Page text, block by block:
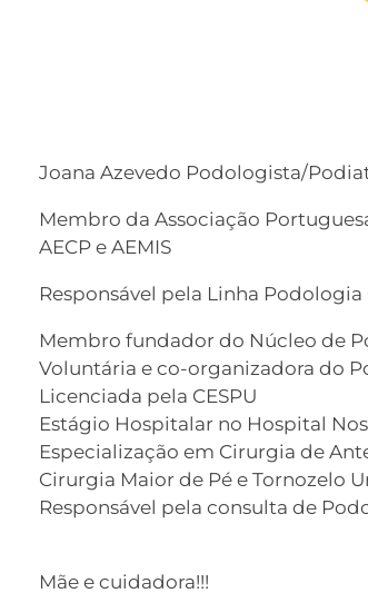
Joana Azevedo Podologista/
Membro da Associação
AECP e AEMIS
Responsável pela Linha Podologia
Membro fundador do Núcleo de
Voluntária e co-organizadora do
Licenciada pela CESPU
Estágio Hospitalar no Hospital
Especialização em Cirurgia de
Cirurgia Maior de Pé e Tornozelo
Responsável pela consulta de
Mãe e cuidadora!!!